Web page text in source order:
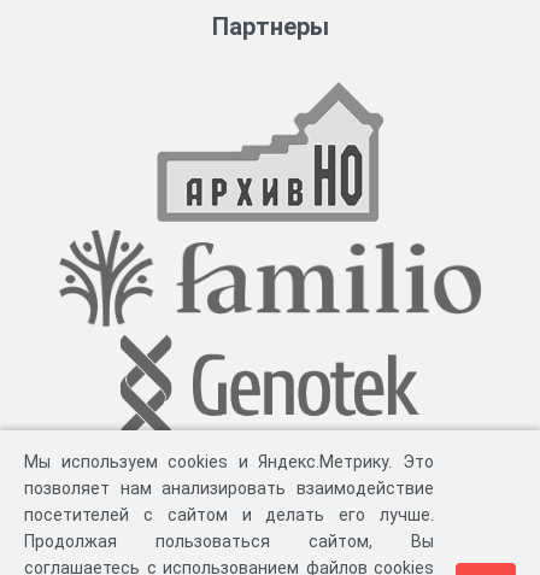
Партнеры
Мы используем cookies и Яндекс.Метрику. Это
позволяет нам анализировать взаимодействие
посетителей с сайтом и делать его лучше.
Продолжая пользоваться сайтом, Вы
соглашаетесь с использованием файлов cookies